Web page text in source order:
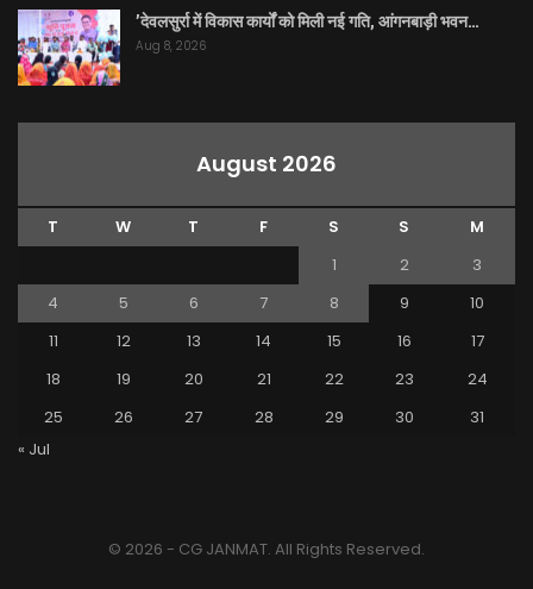
’देवलसुर्रा में विकास कार्यों को मिली नई गति, आंगनबाड़ी भवन…
Aug 8, 2026
August 2026
T W T F S S
M
1
2
3
4
5 6 7 8 9
10
11
12 13 14 15 16
17
18
19 20 21 22 23
24
25
26 27 28 29 30
31
« Jul
© 2026 - CG JANMAT. All Rights Reserved.